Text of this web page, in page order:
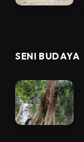
SENI BUDAYA